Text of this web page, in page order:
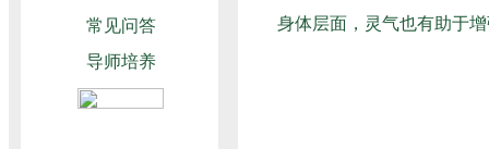
身体层面，灵气也有助于